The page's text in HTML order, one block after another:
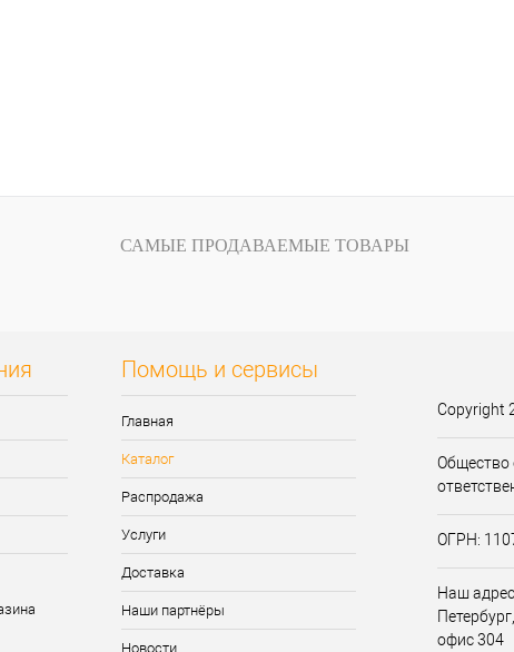
САМЫЕ ПРОДАВАЕМЫЕ ТОВАРЫ
Помощь и сервисы
Главная
Каталог
Распродажа
Услуги
Доставка
Наши партнёры
Новости
Copyright
Общество
ОГРН:
Наш
офис 304